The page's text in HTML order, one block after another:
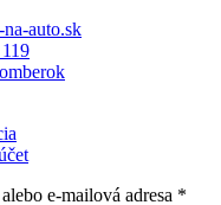
auto.sk
e-mailová adresa *